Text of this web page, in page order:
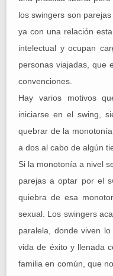
los swingers son
ya con una relación
intelectual y ocupan
personas viajadas, que
convenciones.
Hay varios motivos
iniciarse en el swing,
quebrar de la
a dos al cabo de algún
Si la monotonía a nivel
parejas a optar por el
quiebra de esa
sexual. Los swingers
paralela, donde viven
vida de éxito y llenada
familia en común, que